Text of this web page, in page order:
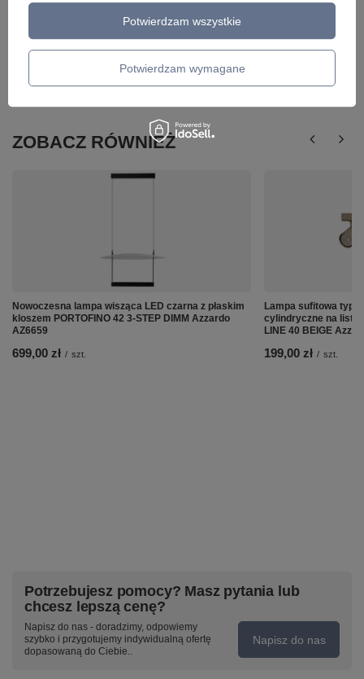
ZOBACZ RÓWNIEŻ
Nowoczesna lampa wisząca LED czarna z płaskim
kloszem PORTOFINO 42 3-STEP DIMM Azzardo
AZ6659
699,00 zł / szt.
Lampa sufitowa
cylindryczne na
LINE 40 BEIGE
199,00 zł / szt.
Potrzebujesz pomocy? Masz pytania lub
chcesz lepszą cenę?
Napisz do nas - doradzimy, odpowiemy
szybko i przygotujemy indywidualną ofertę
dopasowaną do Ciebie..
Napisz do nas
Potwierdzam wymagane
Potwierdzam wszystkie